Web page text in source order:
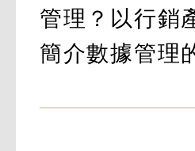
管理？以行銷
簡介數據管理